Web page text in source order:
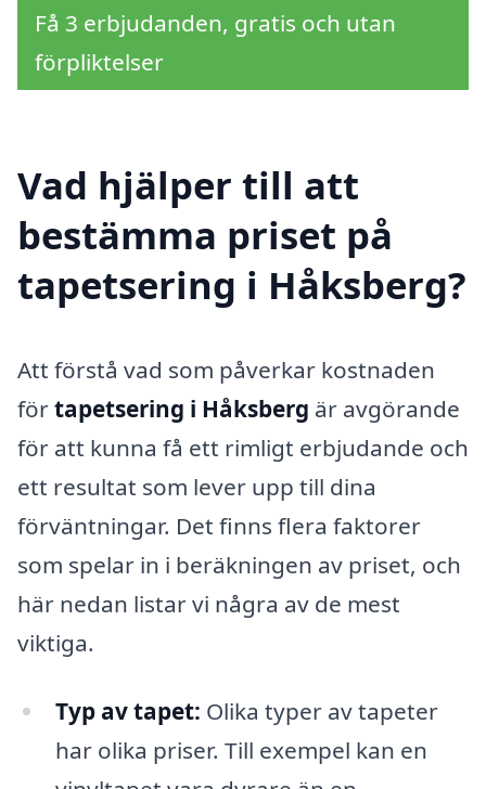
Få 3 erbjudanden, gratis och utan
förpliktelser
Vad hjälper till att
bestämma priset på
tapetsering i Håksberg?
Att förstå vad som påverkar kostnaden
förtapetsering i Håksberg är avgörande
för att kunna få ett rimligt erbjudande och
ett resultat som lever upp till dina
förväntningar. Det finns flera faktorer
som spelar in i beräkningen av priset, och
här nedan listar vi några av de mest
viktiga.
Typ av tapet: Olika typer av tapeter
har olika priser. Till exempel kan en